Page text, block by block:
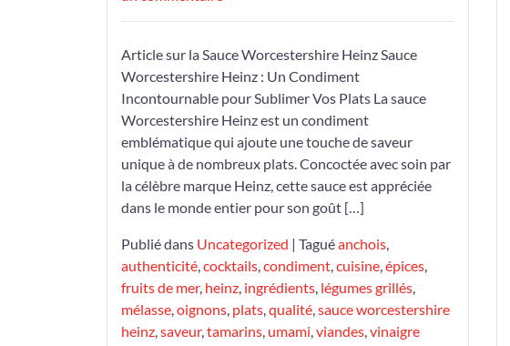
Sauce
Worcestershire
Heinz
:
Un
Condiment
d’Exception
pour
Vos
Article sur la Sauce Worcestershire Heinz Sauce
Worcestershire Heinz : Un Condiment
Incontournable pour Sublimer Vos Plats La sauce
Worcestershire Heinz est un condiment
emblématique qui ajoute une touche de saveur
unique à de nombreux plats. Concoctée avec soin par
la célèbre marque Heinz, cette sauce est appréciée
dans le monde entier pour son goût […]
Publié dans Uncategorized | Taguéanchois,
authenticité,cocktails,condiment,cuisine,épices,
fruits de mer, heinz, ingrédients, légumes grillés,
mélasse,oignons, plats,qualité,sauce worcestershire
heinz,saveur,tamarins, umami,viandes,vinaigre